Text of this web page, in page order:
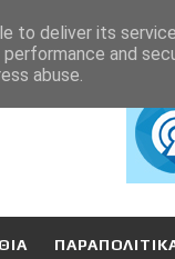
to deliver its
and
abuse.